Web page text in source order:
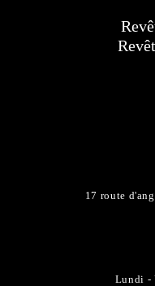
17 route
Lundi -